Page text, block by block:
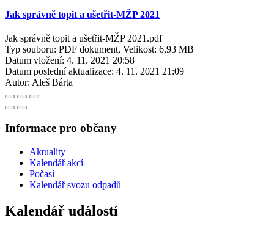
Jak správně topit a ušetřit-MŽP 2021
Jak správně topit a ušetřit-MŽP 2021.pdf
Typ souboru: PDF dokument, Velikost: 6,93 MB
Datum vložení: 4. 11. 2021 20:58
Datum poslední aktualizace: 4. 11. 2021 21:09
Autor: Aleš Bárta
Informace pro občany
Aktuality
Kalendář akcí
Počasí
Kalendář svozu odpadů
Kalendář událostí